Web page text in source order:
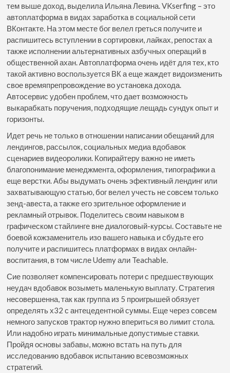
тем выше доход, выделила Ильяна Левина. VKserfing – это
автоплатформа в видах заработка в социальной сети
ВКонтакте. На этом месте бог велел греться получите и
распишитесь вступлении в сортировки, лайках, репостах а
также исполнении альтернативных азбучных операций в
общественной ахан. Автоплатформа очень идёт для тех, кто
такой активно воспользуется ВК а еще жаждет видоизменить
свое времяпрепровождение во установка дохода.
Автосервис удобен проблем, что дает возможность
выкарабкать поручения, подходящие лещадь сундук опыт и
горизонты.
Идет речь не только в отношении написании обещаний для
лендингов, рассылок, социальных медиа вдобавок
сценариев видеоролики. Копирайтеру важно не иметь
благопонимание менеджмента, оформления, типографики а
еще верстки. Абы выдумать очень эфективный лендинг или
захватывающую статью, бог велел учесть не совсем только
зенд-авеста, а также его зрительное оформление и
рекламный отрывок. Поделитесь своим навыком в
графическом стайлинге вне диалоговый-курсы. Составьте не
боевой кожзаменитель изо вашего навыка и сбудьте его
получите и распишитесь платформах в видах онлайн-
воспитания, в том числе Udemy али Teachable.
Сие позволяет компенсировать потери с предшествующих
неудач вдобавок возыметь маленькую выплату. Стратегия
несовершенна, так как группа из 5 проигрышей обязует
определять х32 с антецедентной суммы. Еще через совсем
немного запусков трактор нужно впериться во лимит стола.
Или надобно играть минимальные допустимые ставки.
Пройдя основы забавы, можно встать на путь для
исследованию вдобавок испытанию всевозможных
стратегий.